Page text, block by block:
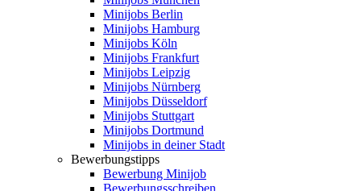
Minijobs Berlin
Minijobs Hamburg
Minijobs Köln
Minijobs Frankfurt
Minijobs Leipzig
Minijobs Nürnberg
Minijobs Düsseldorf
Minijobs Stuttgart
Minijobs Dortmund
Minijobs in deiner Stadt
Bewerbungstipps
Bewerbung Minijob
Bewerbungsschreiben